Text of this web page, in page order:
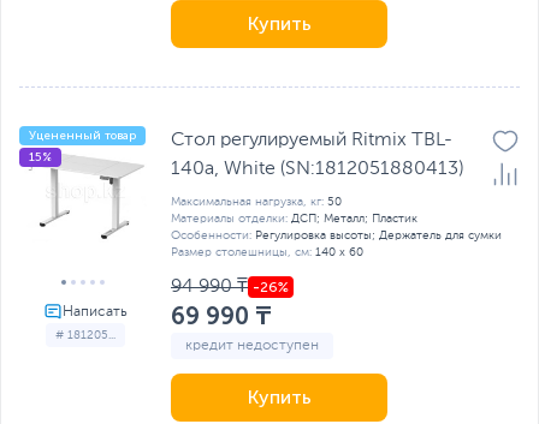
Купить
# 181205...
Уцененный товар
15%
Стол регулируемый Ritmix TBL-
140a, White (SN:1812051880413)
Максимальная нагрузка, кг: 50
Материалы отделки: ДСП; Металл; Пластик
Особенности: Регулировка высоты; Держатель для сумки
Размер столешницы, см: 140 х 60
94 990 ₸
69 990 ₸
кредит недоступен
Купить